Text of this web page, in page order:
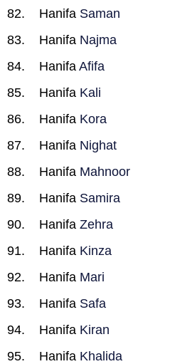
Hanifa Saman
Hanifa Najma
Hanifa Afifa
Hanifa Kali
Hanifa Kora
Hanifa Nighat
Hanifa Mahnoor
Hanifa Samira
Hanifa Zehra
Hanifa Kinza
Hanifa Mari
Hanifa Safa
Hanifa Kiran
Hanifa Khalida